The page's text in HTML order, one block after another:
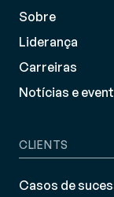
Sobre
Liderança
Carreiras
Notícias e
CLIENTS
Casos de